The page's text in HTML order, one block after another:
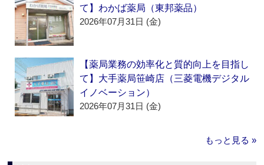
て】わかば薬局（東邦薬品）
2026年07月31日 (金)
【薬局業務の効率化と質的向上を目指し
て】大手薬局笹崎店（三菱電機デジタル
イノベーション）
2026年07月31日 (金)
もっと見る »